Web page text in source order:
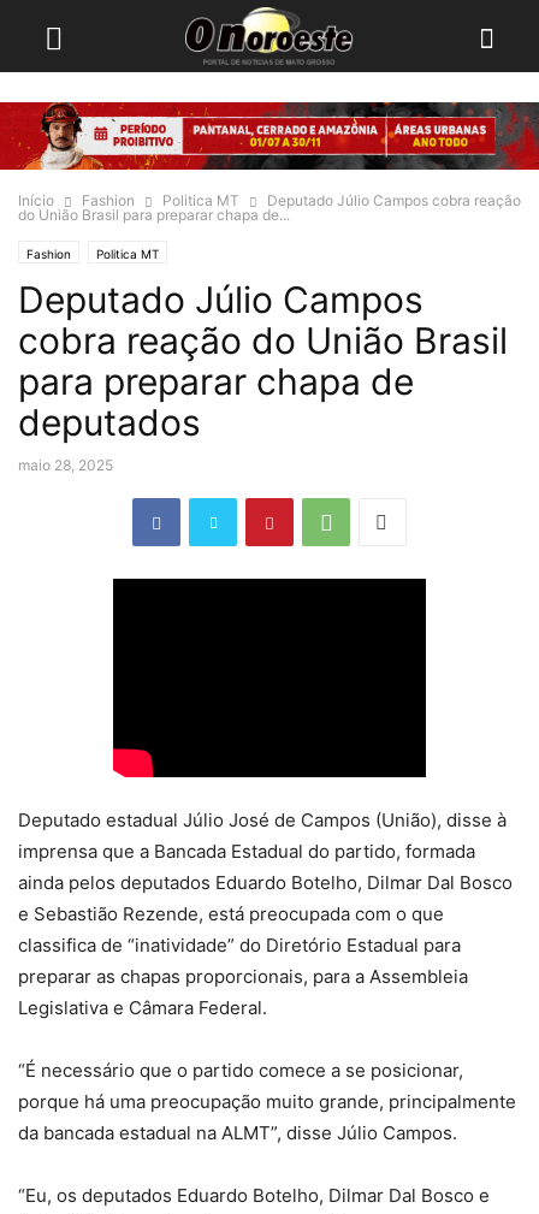
Início Fashion Politica MT
Deputado Júlio Campos cobra reação
do União Brasil para preparar chapa de...
Fashion Politica MT
Deputado Júlio Campos
cobra reação do União Brasil
para preparar chapa de
deputados
maio 28, 2025
Deputado estadual Júlio José de Campos (União), disse à
imprensa que a Bancada Estadual do partido, formada
ainda pelos deputados Eduardo Botelho, Dilmar Dal Bosco
e Sebastião Rezende, está preocupada com o que
classifica de “inatividade” do Diretório Estadual para
preparar as chapas proporcionais, para a Assembleia
Legislativa e Câmara Federal.
“É necessário que o partido comece a se posicionar,
porque há uma preocupação muito grande, principalmente
da bancada estadual na ALMT”, disse Júlio Campos.
“Eu, os deputados Eduardo Botelho, Dilmar Dal Bosco e